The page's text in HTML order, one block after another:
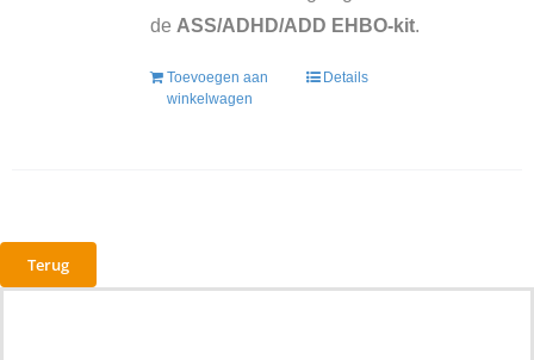
de ASS/ADHD/ADD EHBO-kit.
Toevoegen aan
winkelwagen
Details
Terug